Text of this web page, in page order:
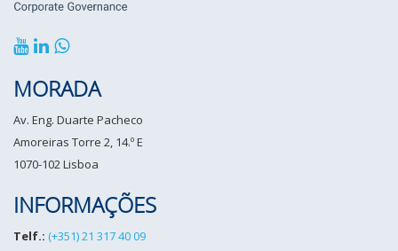
MORADA
Av. Eng. Duarte Pacheco
Amoreiras Torre 2, 14.º E
1070-102 Lisboa
INFORMAÇÕES
Telf.: (+351) 21 317 40 09